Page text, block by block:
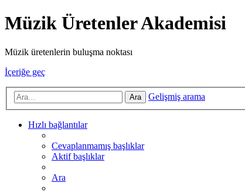
Müzik Üretenler Akademisi
Müzik üretenlerin buluşma noktası
İçeriğe geç
Ara Gelişmiş arama
Hızlı bağlantılar
Cevaplanmamış başlıklar
Aktif başlıklar
Ara